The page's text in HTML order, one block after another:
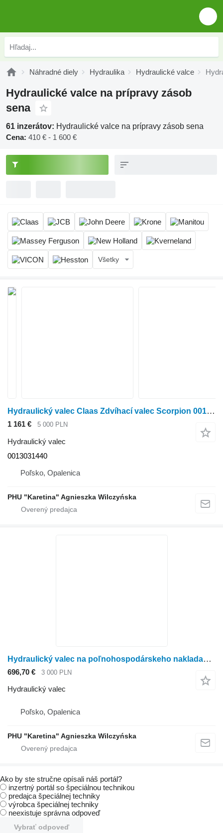
Náhradné diely Hydraulika Hydraulické valce
Hydraulické valce na prípravy zásob
sena
61 inzerátov: Hydraulické valce na prípravy zásob sena
Cena: 410 € - 1 600 €
Všetky
Hydraulický valec Claas Zdvíhací valec Scorpion 0013031440 na poľnohospodárskeho nakladača Claas Scorpion
1 161 € 5 000 PLN
Hydraulický valec
0013031440
Poľsko, Opalenica
PHU "Karetina" Agnieszka Wilczyńska
Hydraulický valec na poľnohospodárskeho nakladača JCB 531-70
696,70 € 3 000 PLN
Hydraulický valec
Poľsko, Opalenica
PHU "Karetina" Agnieszka Wilczyńska
Ako by ste stručne opísali náš portál?
inzertný portál so špeciálnou technikou
predajca špeciálnej techniky
výrobca špeciálnej techniky
neexistuje správna odpoveď
Vybrať odpoveď